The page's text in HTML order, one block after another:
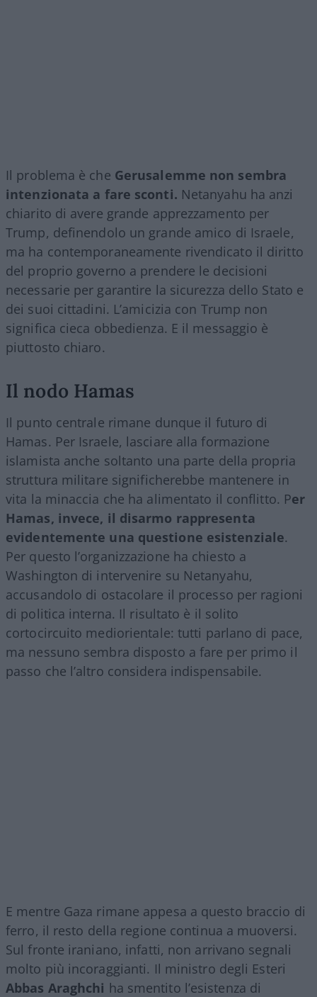
Il problema è che Gerusalemme non sembra
intenzionata a fare sconti. Netanyahu ha anzi
chiarito di avere grande apprezzamento per
Trump, definendolo un grande amico di Israele,
ma ha contemporaneamente rivendicato il diritto
del proprio governo a prendere le decisioni
necessarie per garantire la sicurezza dello Stato e
dei suoi cittadini. L’amicizia con Trump non
significa cieca obbedienza. E il messaggio è
piuttosto chiaro.
Il nodo Hamas
Il punto centrale rimane dunque il futuro di
Hamas. Per Israele, lasciare alla formazione
islamista anche soltanto una parte della propria
struttura militare significherebbe mantenere in
vita la minaccia che ha alimentato il conflitto. Per
Hamas, invece, il disarmo rappresenta
evidentemente una questione esistenziale.
Per questo l’organizzazione ha chiesto a
Washington di intervenire su Netanyahu,
accusandolo di ostacolare il processo per ragioni
di politica interna. Il risultato è il solito
cortocircuito mediorientale: tutti parlano di pace,
ma nessuno sembra disposto a fare per primo il
passo che l’altro considera indispensabile.
E mentre Gaza rimane appesa a questo braccio di
ferro, il resto della regione continua a muoversi.
Sul fronte iraniano, infatti, non arrivano segnali
molto più incoraggianti. Il ministro degli Esteri
Abbas Araghchi ha smentito l’esistenza di